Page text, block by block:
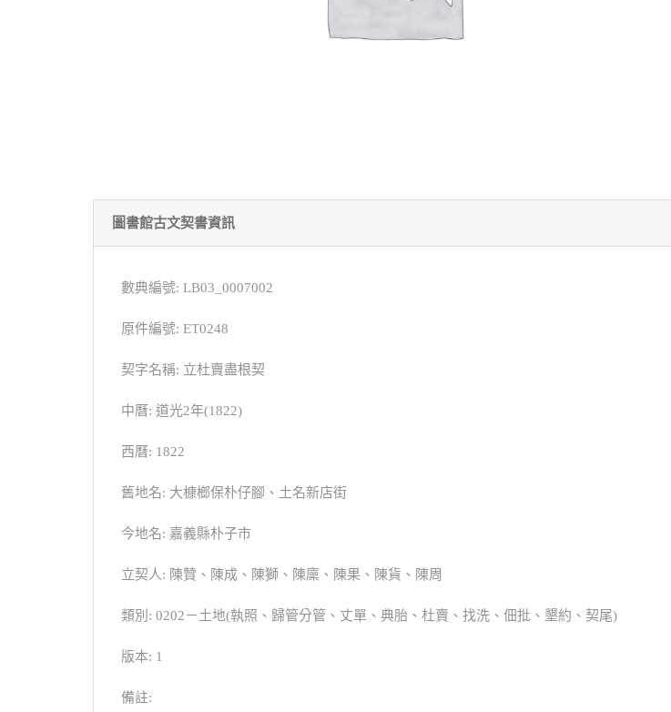
圖書館古文契書資訊
數典編號: LB03_0007002
原件編號: ET0248
契字名稱: 立杜賣盡根契
中曆: 道光2年(1822)
西曆: 1822
舊地名: 大槺榔保朴仔腳、土名新店街
今地名: 嘉義縣朴子市
立契人: 陳贊、陳成、陳獅、陳廩、陳果、陳貨、陳周
類別: 0202－土地(執照、歸管分管、丈單、典胎、杜賣、找洗、佃批、墾約、契尾)
版本: 1
備註: